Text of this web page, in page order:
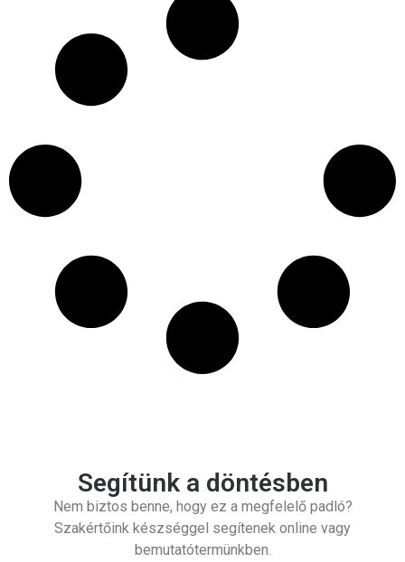
Segítünk a döntésben
Nem biztos benne, hogy ez a megfelelő padló?
Szakértőink készséggel segítenek online vagy
bemutatótermünkben.